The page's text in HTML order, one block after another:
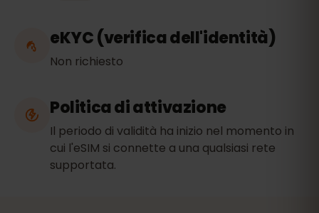
eKYC (verifica dell'identità)
Non richiesto
Politica di attivazione
Il periodo di validità ha inizio nel momento in
cui l'eSIM si connette a una qualsiasi rete
supportata.